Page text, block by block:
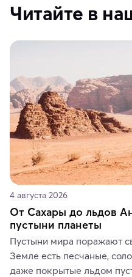
Читайте в
4 августа 2026
От Сахары до льдов
пустыни планеты
Пустыни мира поражают
Земле есть песчаные,
даже покрытые льдом